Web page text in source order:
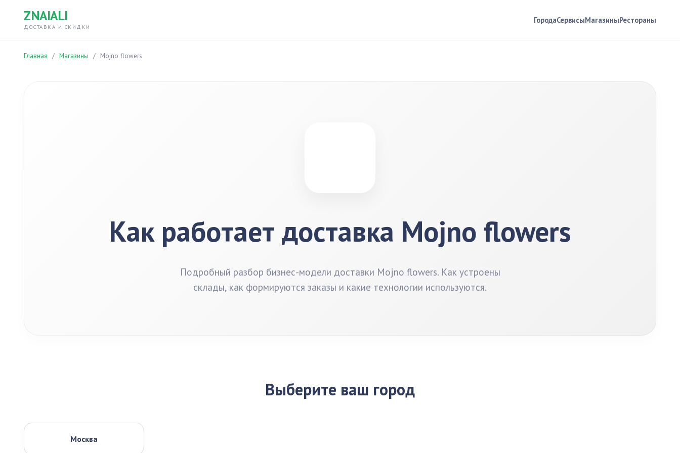
ZNAIALI
ДОСТАВКА И СКИДКИ
ГородаСервисыМагазиныРестораны
Главная / Магазины / Mojno flowers
Как работает доставка Mojno flowers
Подробный разбор бизнес-модели доставки Mojno flowers. Как устроены
склады, как формируются заказы и какие технологии используются.
Выберите ваш город
Москва